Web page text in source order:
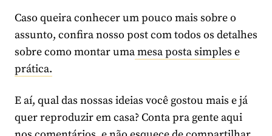
Caso queira conhecer um pouco mais sobre o
assunto, confira nosso post com todos os detalhes
sobre como montar umamesa posta simples e
prática.
E aí, qual das nossas ideias você gostou mais e já
quer reproduzir em casa? Conta pra gente aqui